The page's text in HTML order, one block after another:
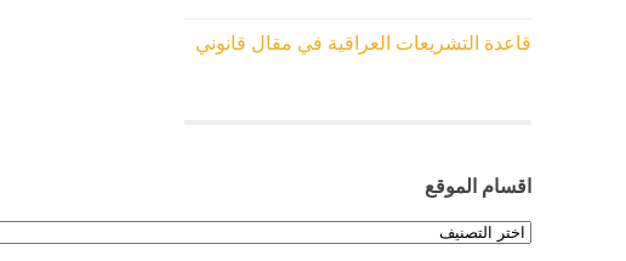
قاعدة التشريعات العراقية في مقال قانوني
اقسام الموقع
اقسام
الموقع